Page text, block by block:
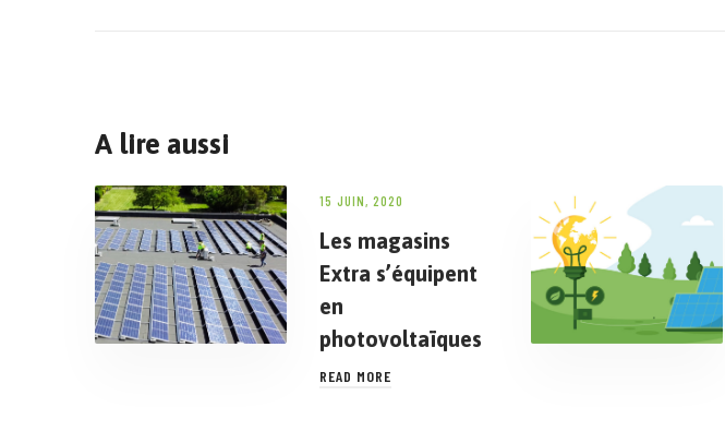
A lire aussi
15 JUIN, 2020
Les magasins
Extra s’équipent
en
photovoltaïques
READ MORE